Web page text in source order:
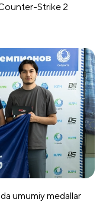
Strike 2
umumiy medallar